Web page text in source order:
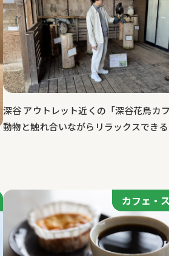
深谷 アウトレット近くの「深谷花鳥カフ
動物と触れ合いながらリラックスでき
カフェ・
カフェ・